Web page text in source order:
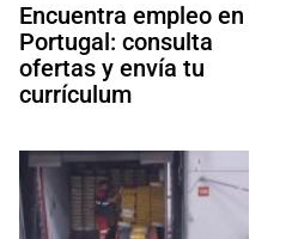
Encuentra empleo en
Portugal: consulta
ofertas y envía tu
currículum